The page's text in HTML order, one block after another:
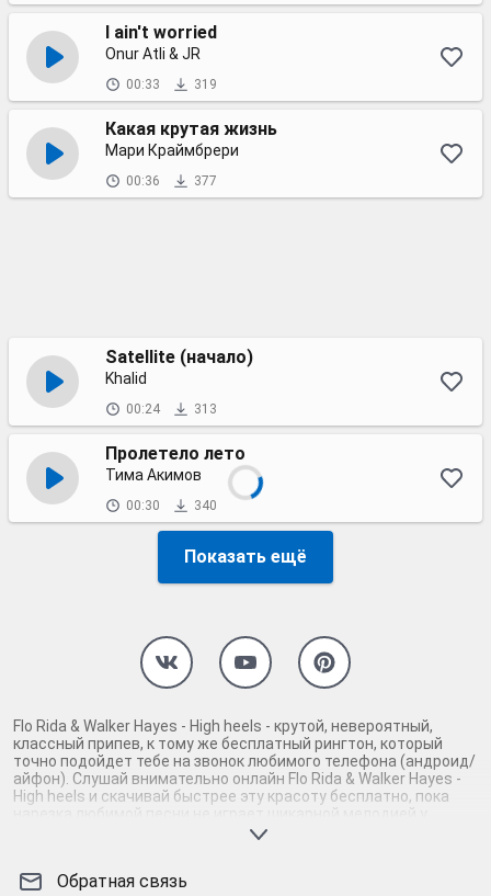
I ain't worried
Onur Atli & JR
00:33 319
Какая крутая жизнь
Мари Краймбрери
00:36 377
Satellite (начало)
Khalid
00:24 313
Пролетело лето
Тима Акимов
00:30 340
Показать ещё
Flo Rida & Walker Hayes - High heels - крутой, невероятный,
классный припев, к тому же бесплатный рингтон, который
точно подойдет тебе на звонок любимого телефона (андроид/
айфон). Слушай внимательно онлайн Flo Rida & Walker Hayes -
High heels и скачивай быстрее эту красоту бесплатно, пока
нарезка любимой песни не играет шикарной мелодией у
каждого второго на звонке. Будь первым, кто скачает
heels. Кроме того, ты можешь найти и скачать другую нарезку
Обратная связь